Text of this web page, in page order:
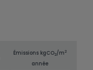
Émissions kgCO2/m2
année